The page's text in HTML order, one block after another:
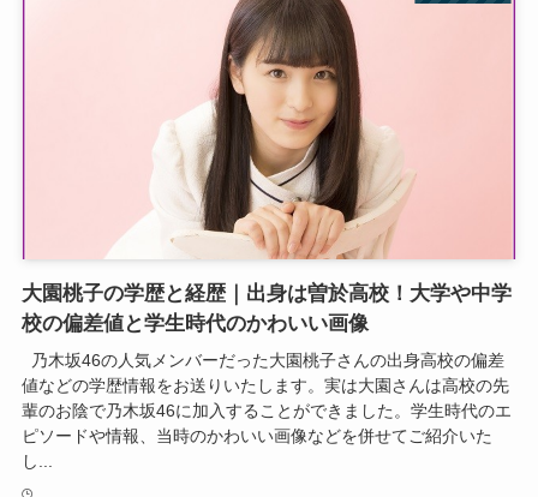
大園桃子の学歴と経歴｜出身は曽於高校！大学や中学
校の偏差値と学生時代のかわいい画像
乃木坂46の人気メンバーだった大園桃子さんの出身高校の偏差
値などの学歴情報をお送りいたします。実は大園さんは高校の先
輩のお陰で乃木坂46に加入することができました。学生時代のエ
ピソードや情報、当時のかわいい画像などを併せてご紹介いた
し...